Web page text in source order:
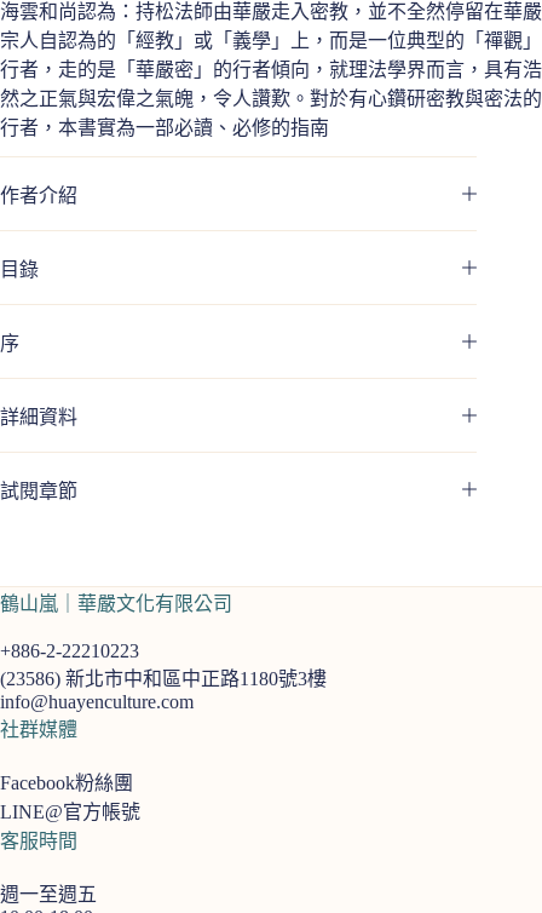
海雲和尚認為：持松法師由華嚴走入密教，並不全然停留在華嚴
宗人自認為的「經教」或「義學」上，而是一位典型的「禪觀」
行者，走的是「華嚴密」的行者傾向，就理法學界而言，具有浩
然之正氣與宏偉之氣魄，令人讚歎。對於有心鑽研密教與密法的
行者，本書實為一部必讀、必修的指南
作者介紹
目錄
序
詳細資料
試閱章節
鶴山嵐｜華嚴文化有限公司
+886-2-22210223
(23586) 新北市中和區中正路1180號3樓
info@huayenculture.com
社群媒體
Facebook粉絲團
LINE@官方帳號
客服時間
週一至週五